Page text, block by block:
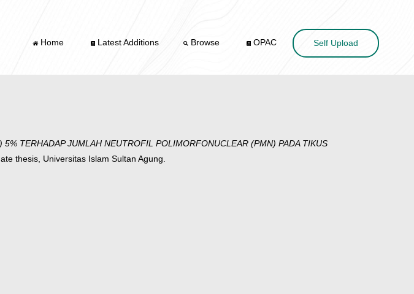
Home Latest Additions Browse OPAC Self Upload
TERHADAP JUMLAH NEUTROFIL POLIMORFONUCLEAR (PMN) PADA TIKUS
thesis, Universitas Islam Sultan Agung.